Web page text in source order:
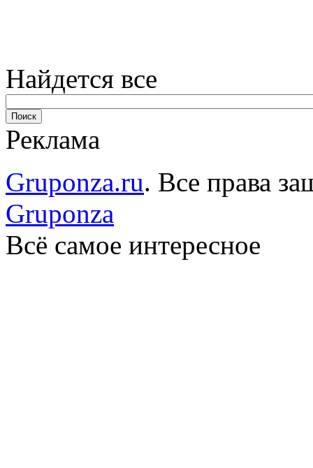
Найдется все
Реклама
Gruponza.ru. Все права
Gruponza
Всё самое интересное